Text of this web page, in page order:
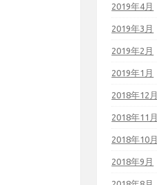
2019年4月
2019年3月
2019年2月
2019年1月
2018年12月
2018年11月
2018年10月
2018年9月